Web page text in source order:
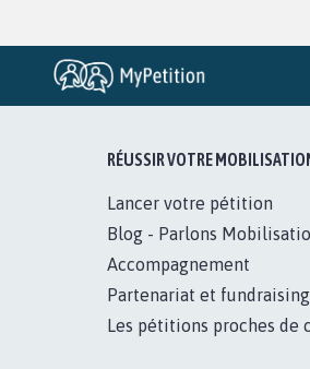
RÉUSSIR VOTRE
Lancer votre pétition
Blog - Parlons
Accompagnement
Partenariat et fundraising
Les pétitions proches de